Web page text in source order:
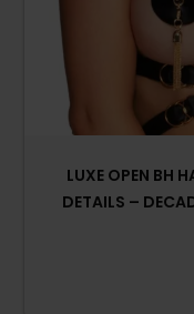
LUXE OPEN BH
DETAILS –